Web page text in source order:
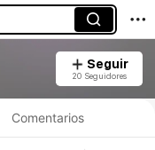
Seguir
20 Seguidores
Comentarios